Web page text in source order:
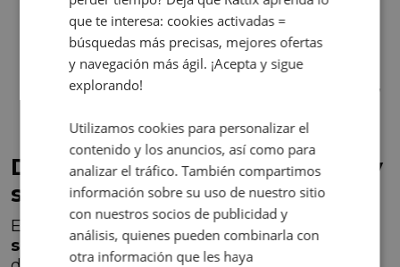
Deja que se seque completamente antes
de volver a colocarlo.
Para un buen mantenimiento de tu vehículo,
averías de coche
Diferencias entre sensor MAF y
sensor MAP
Es común confundir elsensor MAF
sensor MAP, pero cumplen funciones
que te interesa: cookies activadas =
búsquedas más precisas, mejores ofertas
y navegación más ágil. ¡Acepta y sigue
explorando!
Utilizamos cookies para personalizar el
contenido y los anuncios, así como para
analizar el tráfico. También compartimos
información sobre su uso de nuestro sitio
con nuestros socios de publicidad y
análisis, quienes pueden combinarla con
otra información que les haya